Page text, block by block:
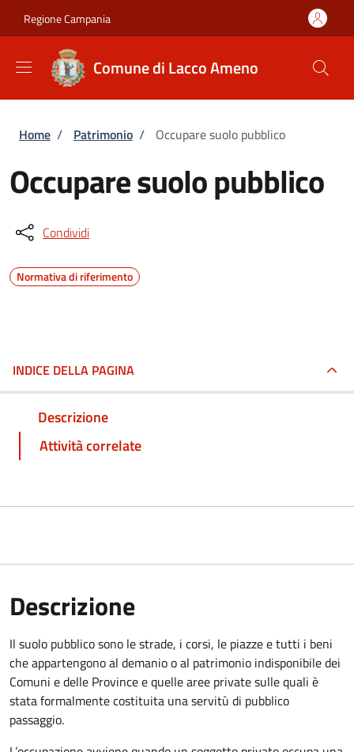
Regione Campania
Comune di Lacco Ameno
Briciole di pane
Home / Patrimonio / Occupare suolo pubblico
Occupare suolo pubblico
Condividi
Normativa di riferimento
INDICE DELLA PAGINA
Descrizione
Attività correlate
Descrizione
Il suolo pubblico sono le strade, i corsi, le piazze e tutti i beni
che appartengono al demanio o al patrimonio indisponibile dei
Comuni e delle Province e quelle aree private sulle quali è
stata formalmente costituita una servitù di pubblico
passaggio.